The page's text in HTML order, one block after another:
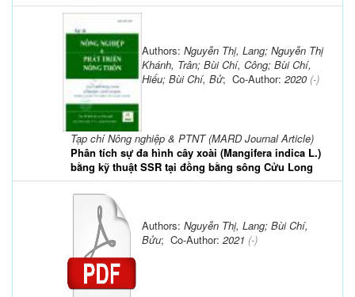
Tạp chí Nông nghiệp & PTNT (MARD Journal Article)
Phân tích sự đa hình cây xoài (Mangifera indica L.)
bằng kỹ thuật SSR tại đồng bằng sông Cửu Long
Authors: Nguyễn Thị, Lang; Nguyễn Thị
Khánh, Trân; Bùi Chí, Công; Bùi Chí,
Hiếu; Bùi Chí, Bử; Co-Author: 2020 (-)
Authors: Nguyễn Thị, Lang; Bùi Chí,
Bửu; Co-Author: 2021 (-)